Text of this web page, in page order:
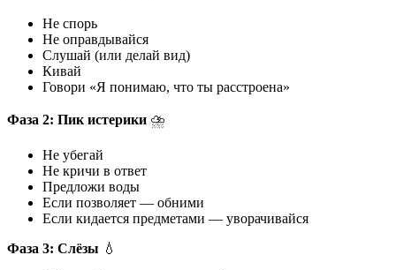
Не спорь
Не оправдывайся
Слушай (или делай вид)
Кивай
Говори «Я понимаю, что ты расстроена»
Фаза 2: Пик истерики ⛈️
Не убегай
Не кричи в ответ
Предложи воды
Если позволяет — обними
Если кидается предметами — уворачивайся
Фаза 3: Слёзы 💧